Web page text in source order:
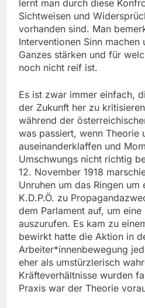
lernt man durch diese
Sichtweisen und
vorhanden sind. Man
Interventionen Sinn
Ganzes stärken und für
noch nicht reif ist.
Es ist zwar immer einfach,
der Zukunft her zu
während der
was passiert, wenn Theorie
auseinanderklaffen und
Umschwungs nicht richtig
12. November 1918
Unruhen um das Ringen
K.D.P.Ö. zu
dem Parlament auf, um eine
auszurufen. Es kam zu
bewirkt hatte die Aktion in
Arbeiter*innenbewegung
eher als umstürzlerisch
Kräfteverhältnisse wurden
Praxis war der Theorie